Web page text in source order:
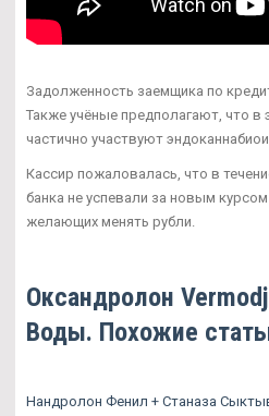
Задолженность заемщика по
Также учёные предполагают, что в
частично участвуют
Кассир пожаловалась, что в
банка не успевали за новым
желающих менять рубли.
Оксандролон
Воды. Похожие
Нандролон Фенил + Станаза